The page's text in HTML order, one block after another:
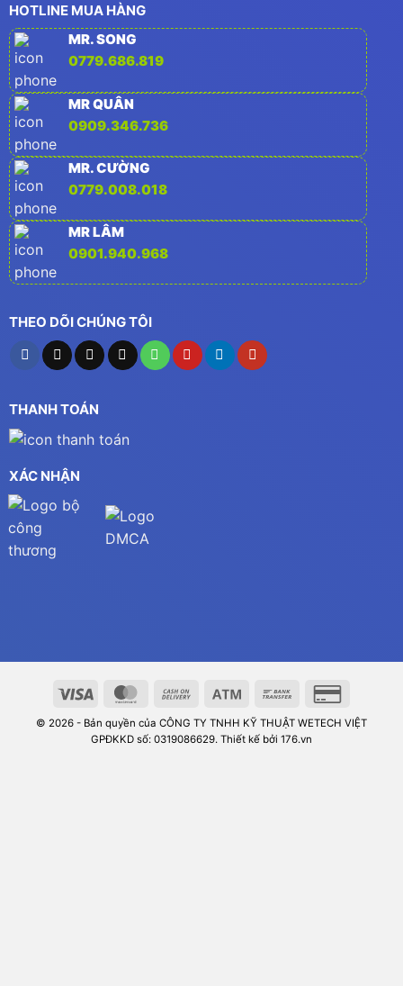
HOTLINE MUA HÀNG
MR. SONG
0779.686.819
MR QUÂN
0909.346.736
MR. CƯỜNG
0779.008.018
MR LÂM
0901.940.968
THEO DÕI CHÚNG TÔI
THANH TOÁN
XÁC NHẬN
© 2026 - Bản quyền của CÔNG TY TNHH KỸ THUẬT WETECH VIỆT
GPĐKKD số: 0319086629. Thiết kế bởi 176.vn